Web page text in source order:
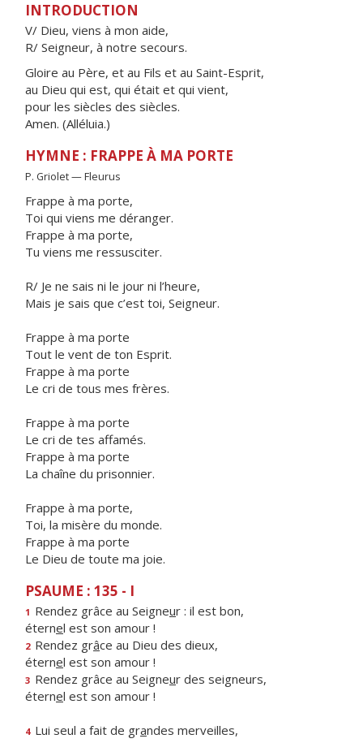
INTRODUCTION
V/ Dieu, viens à mon aide,
R/ Seigneur, à notre secours.
Gloire au Père, et au Fils et au Saint-Esprit,
au Dieu qui est, qui était et qui vient,
pour les siècles des siècles.
Amen. (Alléluia.)
HYMNE : FRAPPE À MA PORTE
P. Griolet — Fleurus
Frappe à ma porte,
Toi qui viens me déranger.
Frappe à ma porte,
Tu viens me ressusciter.
R/ Je ne sais ni le jour ni l’heure,
Mais je sais que c’est toi, Seigneur.
Frappe à ma porte
Tout le vent de ton Esprit.
Frappe à ma porte
Le cri de tous mes frères.
Frappe à ma porte
Le cri de tes affamés.
Frappe à ma porte
La chaîne du prisonnier.
Frappe à ma porte,
Toi, la misère du monde.
Frappe à ma porte
Le Dieu de toute ma joie.
PSAUME : 135 - I
1 Rendez grâce au Seigneur : il est bon,
éternel est son amour !
2 Rendez grâce au Dieu des dieux,
éternel est son amour !
3 Rendez grâce au Seigneur des seigneurs,
éternel est son amour !
4 Lui seul a fait de grandes merveilles,